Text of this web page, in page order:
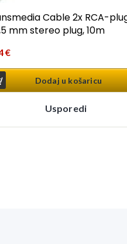
Cable 2x RCA-
mm stereo plug, 10m
€
Dodaj u košaricu
Usporedi